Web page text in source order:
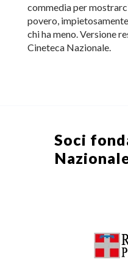
commedia per
povero,
chi ha meno. Versione
Cineteca Nazionale.
Soci